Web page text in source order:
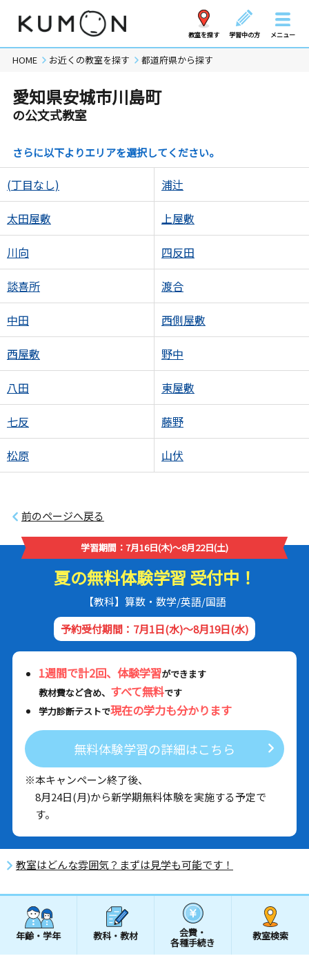
教室を探す 学習中の方 メニュー
HOME お近くの教室を探す 都道府県から探す
愛知県安城市川島町
の公文式教室
さらに以下よりエリアを選択してください。
(丁目なし) 浦辻
太田屋敷 上屋敷
川向 四反田
談喜所 渡合
中田 西側屋敷
西屋敷 野中
八田 東屋敷
七反 藤野
松原 山伏
前のページへ戻る
学習期間：7月16日(木)～8月22日(土)
夏の無料体験学習 受付中！
【教科】算数・数学/英語/国語
予約受付期間：7月1日(水)～8月19日(水)
1週間で計2回、体験学習ができます
教材費など含め、 すべて無料です
学力診断テストで現在の学力も分かります
無料体験学習の詳細はこちら
※本キャンペーン終了後、
8月24日(月)から新学期無料体験を実施する予定で
す。
教室はどんな雰囲気？まずは見学も可能です！
年齢・学年 教科・教材 会費・
各種手続き
教室検索